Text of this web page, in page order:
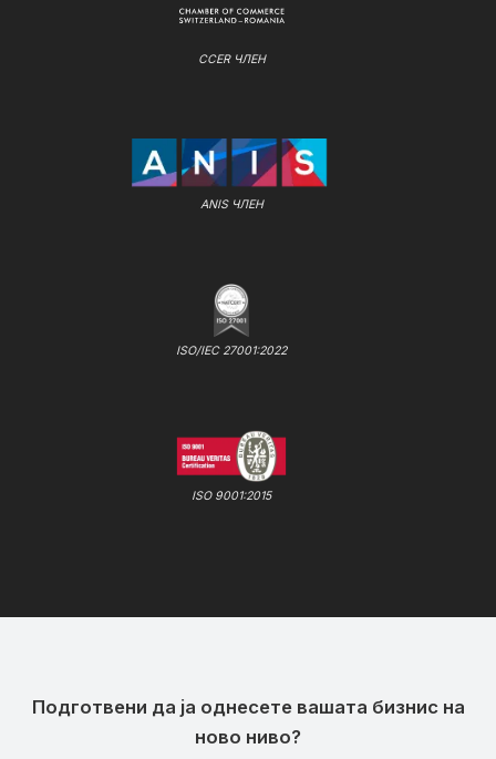
CCER ЧЛЕН
ANIS ЧЛЕН
ISO/IEC 27001:2022
ISO 9001:2015
Подготвени да ја однесете вашата бизнис на
ново ниво?